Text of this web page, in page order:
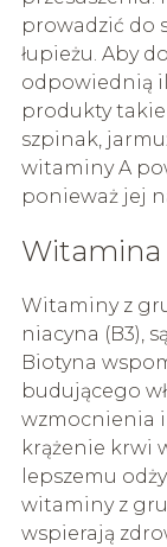
prowadzić do
łupieżu. Aby
odpowiednią
produkty takie
szpinak,
witaminy A
ponieważ jej
Witamina
Witaminy z
niacyna (B3),
Biotyna
budującego
wzmocnienia
krążenie krwi
lepszemu
witaminy z
wspierają